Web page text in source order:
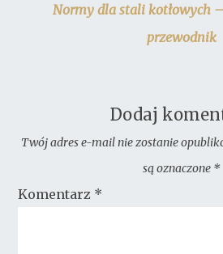
Normy dla stali kotłowych
przewodnik
Dodaj
Twój adres e-mail nie zostanie
są oznaczone *
Komentarz *